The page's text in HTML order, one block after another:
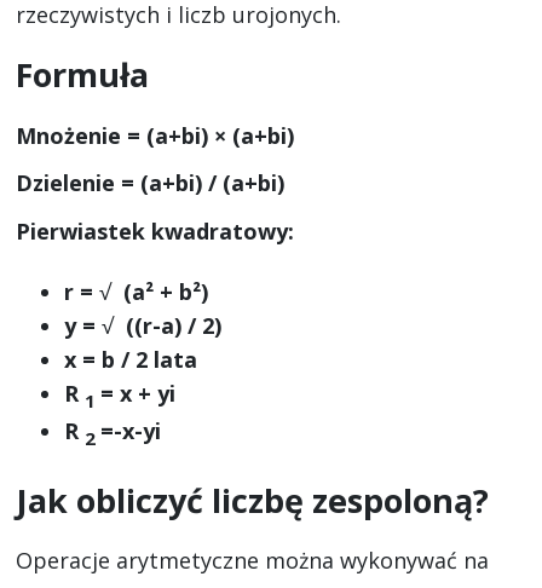
rzeczywistych i liczb urojonych.
Formuła
Mnożenie = (a+bi) × (a+bi)
Dzielenie = (a+bi) / (a+bi)
Pierwiastek kwadratowy:
r = √ (a² + b²)
y = √ ((r-a) / 2)
x = b / 2 lata
R 1 = x + yi
R 2 =-x-yi
Jak obliczyć liczbę zespoloną?
Operacje arytmetyczne można wykonywać na